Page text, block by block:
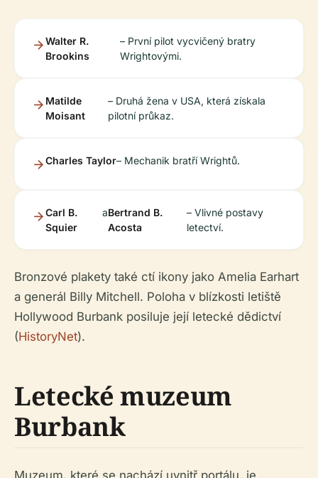
Walter R.
Brookins
– První pilot vycvičený bratry
Wrightovými.
Matilde
Moisant
– Druhá žena v USA, která získala
pilotní průkaz.
Charles Taylor– Mechanik bratří Wrightů.
Carl B.
Squier
aBertrand B.
Acosta
– Vlivné postavy
letectví.
Bronzové plakety také ctí ikony jako Amelia Earhart
a generál Billy Mitchell. Poloha v blízkosti letiště
Hollywood Burbank posiluje její letecké dědictví
(HistoryNet).
Letecké muzeum
Burbank